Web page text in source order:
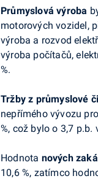
Průmyslová výroba
motorových vozidel,
výroba a rozvod
výroba počítačů,
%.
Tržby z průmyslové
nepřímého vývozu
%, což bylo o 3,7 p.b.
Hodnota nových
10,6 %, zatímco